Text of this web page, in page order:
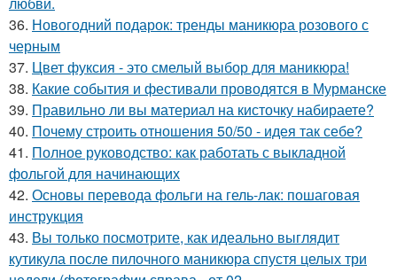
36. Новогодний подарок: тренды маникюра розового с
черным
37. Цвет фуксия - это смелый выбор для маникюра!
38. Какие события и фестивали проводятся в Мурманске
39. Правильно ли вы материал на кисточку набираете?
40. Почему строить отношения 50/50 - идея так себе?
41. Полное руководство: как работать с выкладной
фольгой для начинающих
42. Основы перевода фольги на гель-лак: пошаговая
инструкция
43. Вы только посмотрите, как идеально выглядит
кутикула после пилочного маникюра спустя целых три